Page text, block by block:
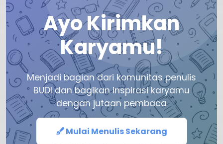
Ayo Kirimkan
Karyamu!
Menjadi bagian dari komunitas penulis
BUDI dan bagikan inspirasi karyamu
dengan jutaan pembaca
Mulai Menulis Sekarang